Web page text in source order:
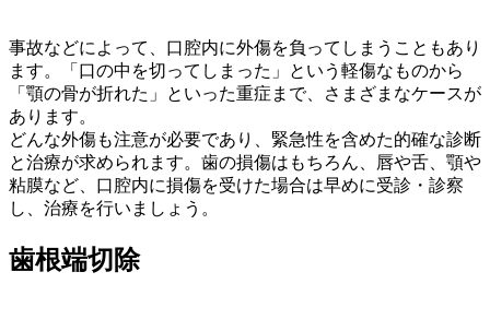
事故などによって、口腔内に外傷を負ってしまうこともあり
ます。「口の中を切ってしまった」という軽傷なものから
「顎の骨が折れた」といった重症まで、さまざまなケースが
あります。
どんな外傷も注意が必要であり、緊急性を含めた的確な診断
と治療が求められます。歯の損傷はもちろん、唇や舌、顎や
粘膜など、口腔内に損傷を受けた場合は早めに受診・診察
し、治療を行いましょう。
歯根端切除